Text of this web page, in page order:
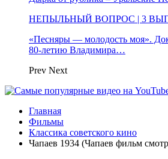
НЕПЫЛЬНЫЙ ВОПРОС | 3
«Песняры — молодость моя».
80-летию Владимира…
Prev Next
Главная
Фильмы
Классика советского кино
Чапаев 1934 (Чапаев фильм